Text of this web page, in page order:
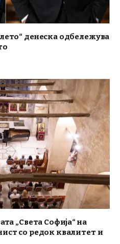
денеска одбележува
„Света Софија“ на
со редок квалитет и